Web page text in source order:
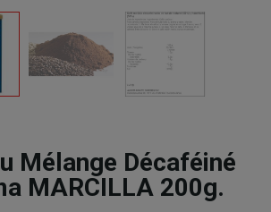
Mélange Décaféiné
MARCILLA 200g.